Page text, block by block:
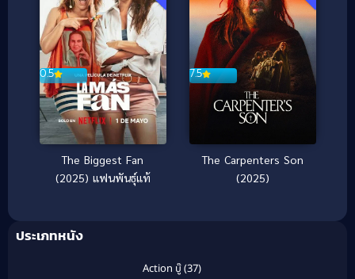
0.5
The Biggest Fan
(2025) แฟนพันธุ์แท้
7.5
The Carpenters Son
(2025)
ประเภทหนัง
Action บู๊(37)